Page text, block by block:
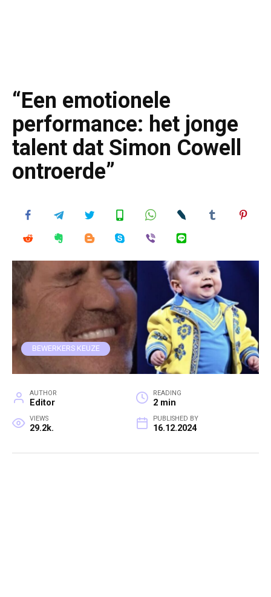
“Een emotionele
performance: het jonge
talent dat Simon Cowell
ontroerde”
BEWERKERS KEUZE
AUTHOR
Editor
READING
2 min
VIEWS
29.2k.
PUBLISHED BY
16.12.2024